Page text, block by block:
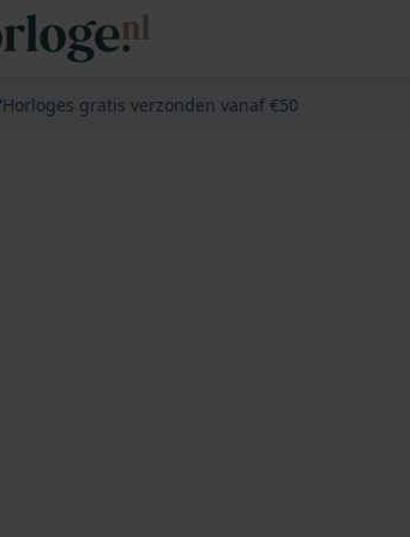
Horloges gratis verzonden vanaf €50